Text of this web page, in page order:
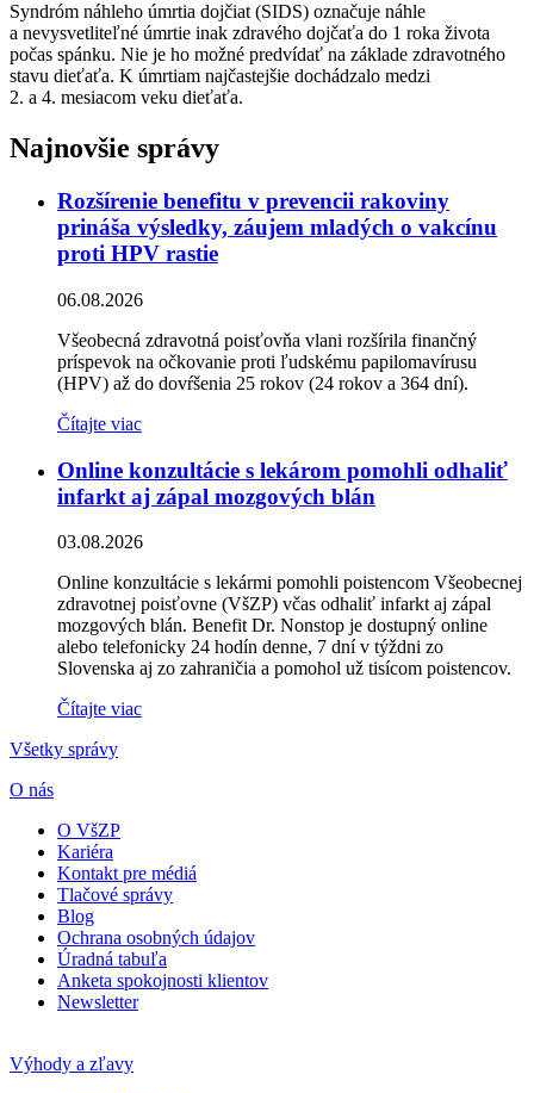
Syndróm náhleho úmrtia dojčiat (SIDS) označuje náhle
a nevysvetliteľné úmrtie inak zdravého dojčaťa do 1 roka života
počas spánku. Nie je ho možné predvídať na základe zdravotného
stavu dieťaťa. K úmrtiam najčastejšie dochádzalo medzi
2. a 4. mesiacom veku dieťaťa.
Najnovšie správy
Rozšírenie benefitu v prevencii rakoviny
prináša výsledky, záujem mladých o vakcínu
proti HPV rastie
06.08.2026
Všeobecná zdravotná poisťovňa vlani rozšírila finančný
príspevok na očkovanie proti ľudskému papilomavírusu
(HPV) až do dovŕšenia 25 rokov (24 rokov a 364 dní).
Čítajte viac
Online konzultácie s lekárom pomohli odhaliť
infarkt aj zápal mozgových blán
03.08.2026
Online konzultácie s lekármi pomohli poistencom Všeobecnej
zdravotnej poisťovne (VšZP) včas odhaliť infarkt aj zápal
mozgových blán. Benefit Dr. Nonstop je dostupný online
alebo telefonicky 24 hodín denne, 7 dní v týždni zo
Slovenska aj zo zahraničia a pomohol už tisícom poistencov.
Čítajte viac
Všetky správy
O nás
O VšZP
Kariéra
Kontakt pre médiá
Tlačové správy
Blog
Ochrana osobných údajov
Úradná tabuľa
Anketa spokojnosti klientov
Newsletter
Výhody a zľavy